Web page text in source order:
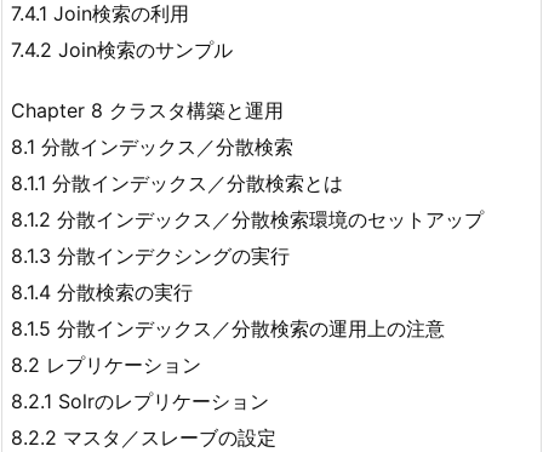
7.4.1 Join検索の利用
7.4.2 Join検索のサンプル
Chapter 8 クラスタ構築と運用
8.1 分散インデックス／分散検索
8.1.1 分散インデックス／分散検索とは
8.1.2 分散インデックス／分散検索環境のセットアップ
8.1.3 分散インデクシングの実行
8.1.4 分散検索の実行
8.1.5 分散インデックス／分散検索の運用上の注意
8.2 レプリケーション
8.2.1 Solrのレプリケーション
8.2.2 マスタ／スレーブの設定